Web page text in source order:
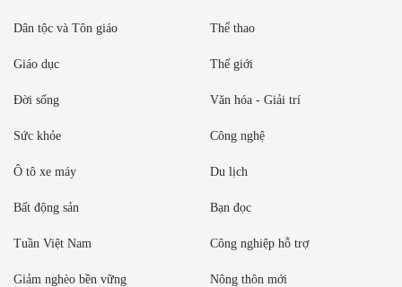
Dân tộc và Tôn giáo Thể thao
Giáo dục Thế giới
Đời sống Văn hóa - Giải trí
Sức khỏe Công nghệ
Ô tô xe máy Du lịch
Bất động sản Bạn đọc
Tuần Việt Nam Công nghiệp hỗ trợ
Giảm nghèo bền vững Nông thôn mới